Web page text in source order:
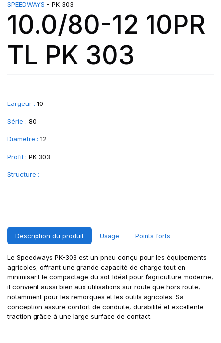
SPEEDWAYS - PK 303
10.0/80-12 10PR
TL PK 303
Largeur : 10
Série : 80
Diamètre : 12
Profil : PK 303
Structure : -
Description du produit Usage Points forts
Le Speedways PK-303 est un pneu conçu pour les équipements
agricoles, offrant une grande capacité de charge tout en
minimisant le compactage du sol. Idéal pour l’agriculture moderne,
il convient aussi bien aux utilisations sur route que hors route,
notamment pour les remorques et les outils agricoles. Sa
conception assure confort de conduite, durabilité et excellente
traction grâce à une large surface de contact.